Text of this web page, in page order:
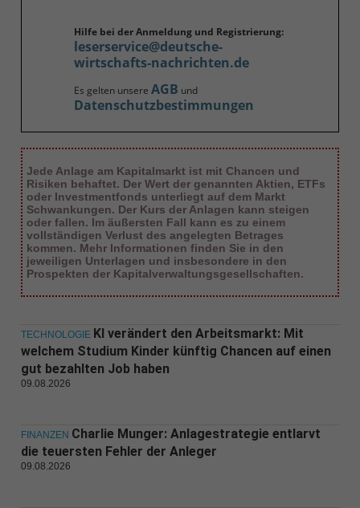
Hilfe bei der Anmeldung und Registrierung:
leserservice@deutsche-
wirtschafts-nachrichten.de
Es gelten unsere AGB und
Datenschutzbestimmungen
Jede Anlage am Kapitalmarkt ist mit Chancen und
Risiken behaftet. Der Wert der genannten Aktien, ETFs
oder Investmentfonds unterliegt auf dem Markt
Schwankungen. Der Kurs der Anlagen kann steigen
oder fallen. Im äußersten Fall kann es zu einem
vollständigen Verlust des angelegten Betrages
kommen. Mehr Informationen finden Sie in den
jeweiligen Unterlagen und insbesondere in den
Prospekten der Kapitalverwaltungsgesellschaften.
TECHNOLOGIE KI verändert den Arbeitsmarkt: Mit
welchem Studium Kinder künftig Chancen auf einen
gut bezahlten Job haben
09.08.2026
FINANZEN Charlie Munger: Anlagestrategie entlarvt
die teuersten Fehler der Anleger
09.08.2026